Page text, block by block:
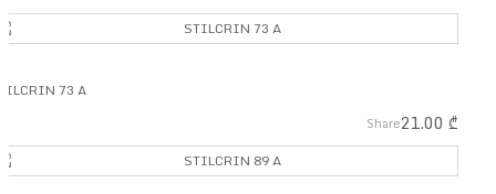
73 A
21.00 ₾
Share